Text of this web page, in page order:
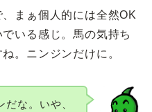
まぁ個人的には全然OK
いる感じ。馬の気持ち
。ニンジンだけに。
な。いや、